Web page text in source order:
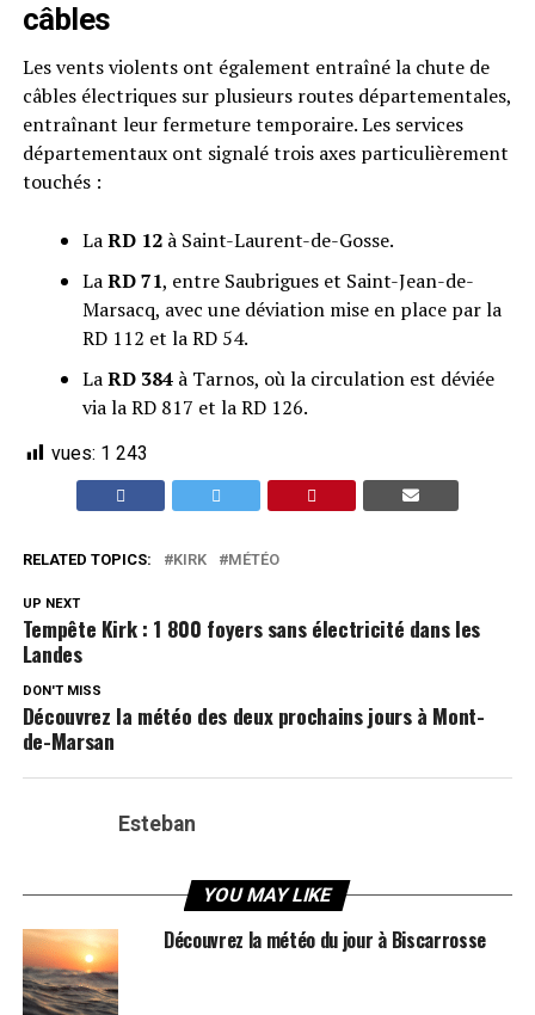
câbles
Les vents violents ont également entraîné la chute de
câbles électriques sur plusieurs routes départementales,
entraînant leur fermeture temporaire. Les services
départementaux ont signalé trois axes particulièrement
touchés :
LaRD 12à Saint-Laurent-de-Gosse.
LaRD 71, entre Saubrigues et Saint-Jean-de-
Marsacq, avec une déviation mise en place par la
RD 112 et la RD 54.
LaRD 384à Tarnos, où la circulation est déviée
via la RD 817 et la RD 126.
vues: 1 243
RELATED TOPICS: KIRK MÉTÉO
UP NEXT
Tempête Kirk : 1 800 foyers sans électricité dans les
Landes
DON'T MISS
Découvrez la météo des deux prochains jours à Mont-
de-Marsan
Esteban
YOU MAY LIKE
Découvrez la météo du jour à Biscarrosse